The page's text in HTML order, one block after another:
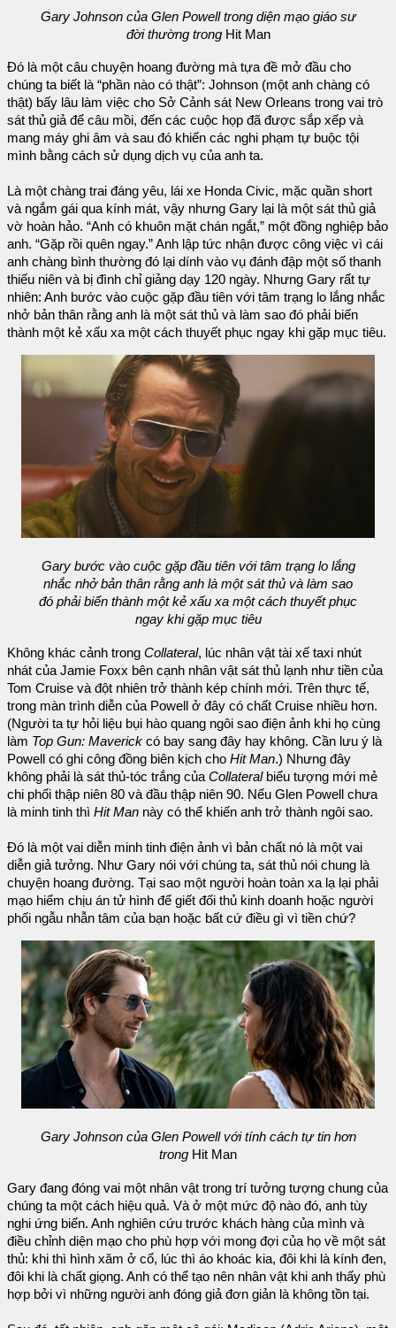
Gary Johnson của Glen Powell trong diện mạo giáo sư
đời thường trongHit Man
Đó là một câu chuyện hoang đường mà tựa đề mở đầu cho
chúng ta biết là “phần nào có thật”: Johnson (một anh chàng có
thật) bấy lâu làm việc cho Sở Cảnh sát New Orleans trong vai trò
sát thủ giả để câu mồi, đến các cuộc họp đã được sắp xếp và
mang máy ghi âm và sau đó khiến các nghi phạm tự buộc tội
mình bằng cách sử dụng dịch vụ của anh ta.
Là một chàng trai đáng yêu, lái xe Honda Civic, mặc quần short
và ngắm gái qua kính mát, vậy nhưng Gary lại là một sát thủ giả
vờ hoàn hảo. “Anh có khuôn mặt chán ngắt,” một đồng nghiệp bảo
anh. “Gặp rồi quên ngay.” Anh lập tức nhận được công việc vì cái
anh chàng bình thường đó lại dính vào vụ đánh đập một số thanh
thiếu niên và bị đình chỉ giảng dạy 120 ngày. Nhưng Gary rất tự
nhiên: Anh bước vào cuộc gặp đầu tiên với tâm trạng lo lắng nhắc
nhở bản thân rằng anh là một sát thủ và làm sao đó phải biến
thành một kẻ xấu xa một cách thuyết phục ngay khi gặp mục tiêu.
Gary bước vào cuộc gặp đầu tiên với tâm trạng lo lắng
nhắc nhở bản thân rằng anh là một sát thủ và làm sao
đó phải biến thành một kẻ xấu xa một cách thuyết phục
ngay khi gặp mục tiêu
Không khác cảnh trong Collateral, lúc nhân vật tài xế taxi nhút
nhát của Jamie Foxx bên cạnh nhân vật sát thủ lạnh như tiền của
Tom Cruise và đột nhiên trở thành kép chính mới. Trên thực tế,
trong màn trình diễn của Powell ở đây có chất Cruise nhiều hơn.
(Người ta tự hỏi liệu bụi hào quang ngôi sao điện ảnh khi họ cùng
làm Top Gun: Maverick có bay sang đây hay không. Cần lưu ý là
Powell có ghi công đồng biên kịch cho Hit Man.) Nhưng đây
không phải là sát thủ-tóc trắng của Collateralbiểu tượng mới mẻ
chi phối thập niên 80 và đầu thập niên 90. Nếu Glen Powell chưa
là minh tinh thì Hit Man này có thể khiến anh trở thành ngôi sao.
Đó là một vai diễn minh tinh điện ảnh vì bản chất nó là một vai
diễn giả tưởng. Như Gary nói với chúng ta, sát thủ nói chung là
chuyện hoang đường. Tại sao một người hoàn toàn xa lạ lại phải
mạo hiểm chịu án tử hình để giết đối thủ kinh doanh hoặc người
phối ngẫu nhẫn tâm của bạn hoặc bất cứ điều gì vì tiền chứ?
Gary Johnson của Glen Powell với tính cách tự tin hơn
trong Hit Man
Gary đang đóng vai một nhân vật trong trí tưởng tượng chung của
chúng ta một cách hiệu quả. Và ở một mức độ nào đó, anh tùy
nghi ứng biến. Anh nghiên cứu trước khách hàng của mình và
điều chỉnh diện mạo cho phù hợp với mong đợi của họ về một sát
thủ: khi thì hình xăm ở cổ, lúc thì áo khoác kia, đôi khi là kính đen,
đôi khi là chất giọng. Anh có thể tạo nên nhân vật khi anh thấy phù
hợp bởi vì những người anh đóng giả đơn giản là không tồn tại.